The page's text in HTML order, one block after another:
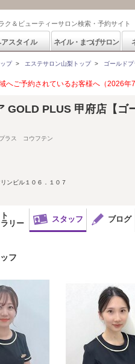
ク＆ビューティーサロン検索・予約サイト
スタイル ネイル・まつげサロン
プ> エステサロン山梨トップ> ゴールド
へご予約されているお客様へ（2026年7
GOLD PLUS 甲府店【ゴ
ラス コウフテン
ンビル１０６．１０７
リー
スタッフ ブログ
フ